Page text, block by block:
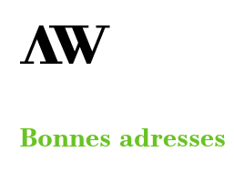
Bonnes adresses